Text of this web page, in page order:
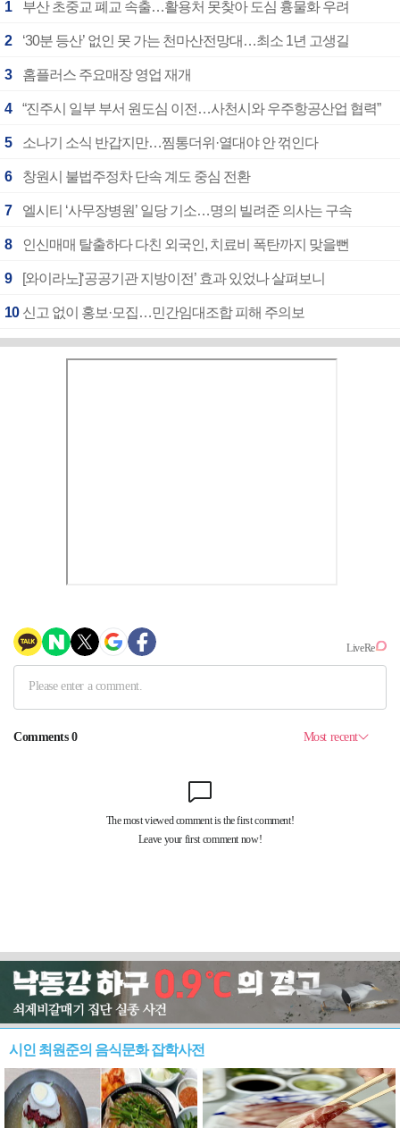
1 부산 초중교 폐교 속출…활용처 못찾아 도심 흉물화 우려
2 ‘30분 등산’ 없인 못 가는 천마산전망대…최소 1년 고생길
3 홈플러스 주요매장 영업 재개
4 “진주시 일부 부서 원도심 이전…사천시와 우주항공산업 협력”
5 소나기 소식 반갑지만…찜통더위·열대야 안 꺾인다
6 창원시 불법주정차 단속 계도 중심 전환
7 엘시티 ‘사무장병원’ 일당 기소…명의 빌려준 의사는 구속
8 인신매매 탈출하다 다친 외국인, 치료비 폭탄까지 맞을뻔
9 [와이라노]‘공공기관 지방이전’ 효과 있었나 살펴보니
10 신고 없이 홍보·모집…민간임대조합 피해 주의보
시인 최원준의 음식문화 잡학사전